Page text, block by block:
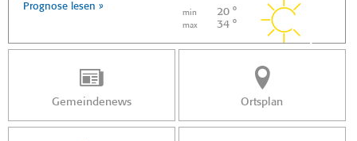
Prognose lesen »
min 20 °
max 34 °
Gemeindenews Ortsplan